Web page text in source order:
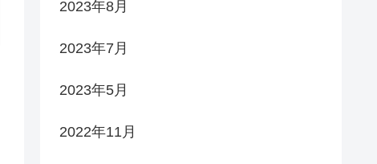
2023年8月
2023年7月
2023年5月
2022年11月